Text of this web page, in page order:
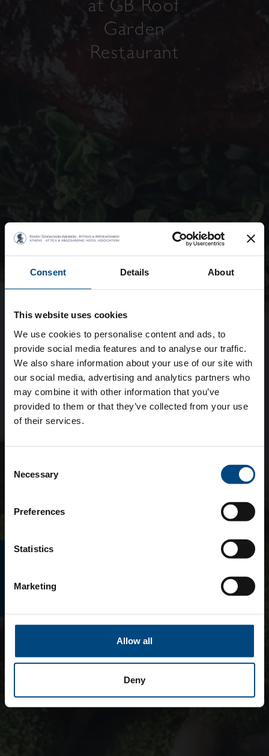
Consent Details About
This website uses cookies
We use cookies to personalise content and ads, to
provide social media features and to analyse our traffic.
We also share information about your use of our site with
our social media, advertising and analytics partners who
may combine it with other information that you’ve
provided to them or that they’ve collected from your use
of their services.
Selection
Necessary
Preferences
Statistics
Marketing
Allow all
Deny
at GB Roof
Garden
Restaurant
E-MAGAZINO